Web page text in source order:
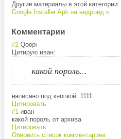
Другие материалы в этой категории:
Google Installer Apk на андроид »
Комментарии
#2 Qoopi
Цитирую иван:
какой пороль...
написано под кнопкой: 1111
Цитировать
#1 иван
какой пороль от архива
Цитировать
Обновить список комментариев